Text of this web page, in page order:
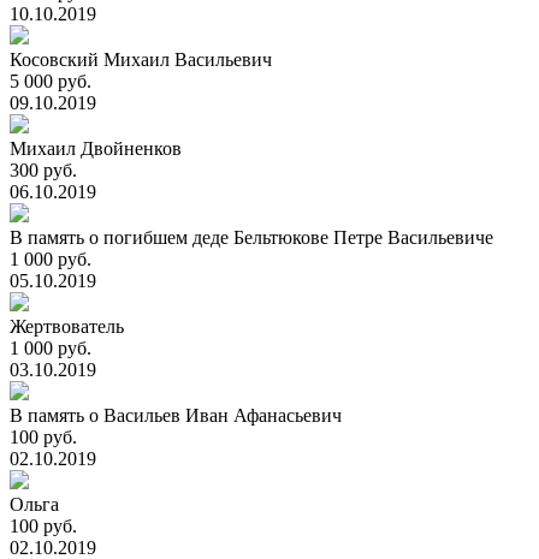
10.10.2019
Косовский Михаил Васильевич
5 000 руб.
09.10.2019
Михаил Двойненков
300 руб.
06.10.2019
В память о погибшем деде Бельтюкове Петре Васильевиче
1 000 руб.
05.10.2019
Жертвователь
1 000 руб.
03.10.2019
В память о Васильев Иван Афанасьевич
100 руб.
02.10.2019
Ольга
100 руб.
02.10.2019